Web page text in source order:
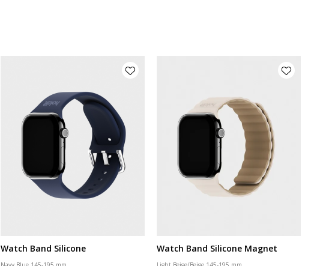
Watch Band Silicone Watch Band Silicone Magnet